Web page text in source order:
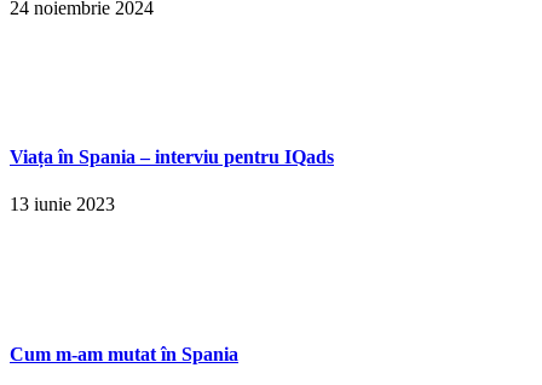
24 noiembrie 2024
Viața în Spania – interviu pentru IQads
13 iunie 2023
Cum m-am mutat în Spania